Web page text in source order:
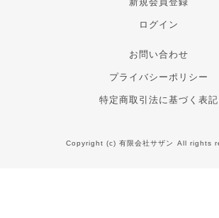
ログイン
お問い合わせ
プライバシーポリシー
特定商取引法に基づく表記
Copyright (c) 有限会社サザン All rights